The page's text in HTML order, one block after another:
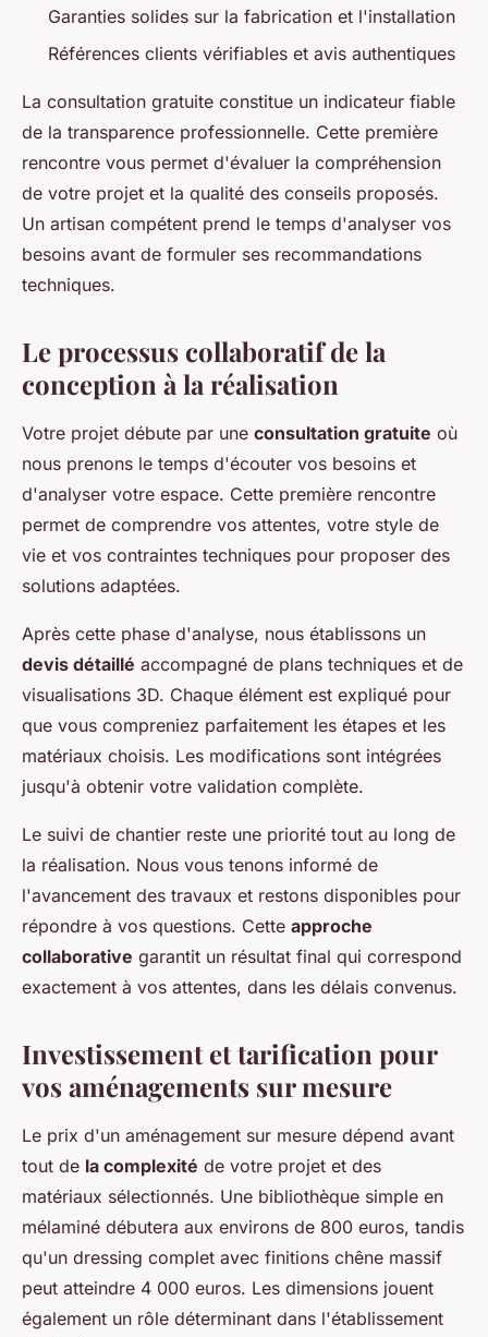
Garanties solides sur la fabrication et l'installation
Références clients vérifiables et avis authentiques
La consultation gratuite constitue un indicateur fiable
de la transparence professionnelle. Cette première
rencontre vous permet d'évaluer la compréhension
de votre projet et la qualité des conseils proposés.
Un artisan compétent prend le temps d'analyser vos
besoins avant de formuler ses recommandations
techniques.
Le processus collaboratif de la
conception à la réalisation
Votre projet débute par une consultation gratuite où
nous prenons le temps d'écouter vos besoins et
d'analyser votre espace. Cette première rencontre
permet de comprendre vos attentes, votre style de
vie et vos contraintes techniques pour proposer des
solutions adaptées.
Après cette phase d'analyse, nous établissons un
devis détaillé accompagné de plans techniques et de
visualisations 3D. Chaque élément est expliqué pour
que vous compreniez parfaitement les étapes et les
matériaux choisis. Les modifications sont intégrées
jusqu'à obtenir votre validation complète.
Le suivi de chantier reste une priorité tout au long de
la réalisation. Nous vous tenons informé de
l'avancement des travaux et restons disponibles pour
répondre à vos questions. Cette approche
collaborative garantit un résultat final qui correspond
exactement à vos attentes, dans les délais convenus.
Investissement et tarification pour
vos aménagements sur mesure
Le prix d'un aménagement sur mesure dépend avant
tout de la complexité de votre projet et des
matériaux sélectionnés. Une bibliothèque simple en
mélaminé débutera aux environs de 800 euros, tandis
qu'un dressing complet avec finitions chêne massif
peut atteindre 4 000 euros. Les dimensions jouent
également un rôle déterminant dans l'établissement